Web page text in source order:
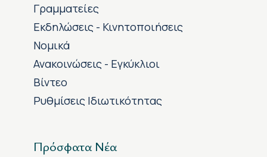
Γραμματείες
Εκδηλώσεις - Κινητοποιήσεις
Νομικά
Ανακοινώσεις - Εγκύκλιοι
Βίντεο
Ρυθμίσεις Ιδιωτικότητας
Πρόσφατα Νέα